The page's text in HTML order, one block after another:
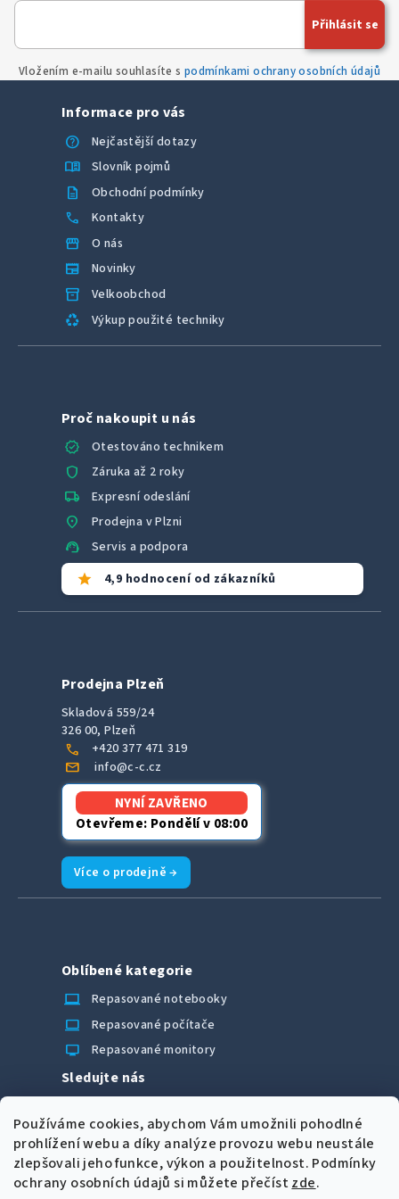
Používáme cookies, abychom Vám umožnili pohodlné
prohlížení webu a díky analýze provozu webu neustále
zlepšovali jeho funkce, výkon a použitelnost. Podmínky
ochrany osobních údajů si můžete přečíst zde.
Vložením e-mailu souhlasíte s podmínkami ochrany osobních údajů
Přihlásit se
Informace pro vás
help
Nejčastější dotazy
menu_book Slovník pojmů
description Obchodní podmínky
call Kontakty
storefront O nás
newspaper Novinky
inventory_2 Velkoobchod
recycling Výkup použité techniky
Proč nakoupit u nás
verified
Otestováno technikem
shield Záruka až 2 roky
local_shipping Expresní odeslání
location_on Prodejna v Plzni
support_agent Servis a podpora
star 4,9 hodnocení od zákazníků
Prodejna Plzeň
Skladová 559/24
326 00, Plzeň
call +420 377 471 319
mail info@c-c.cz
NYNÍ ZAVŘENO
Otevřeme: Pondělí v 08:00
Více o prodejně →
Oblíbené kategorie
laptop_chromebook
Repasované notebooky
computer Repasované počítače
monitor Repasované monitory
Sledujte nás
Možnosti úhrady